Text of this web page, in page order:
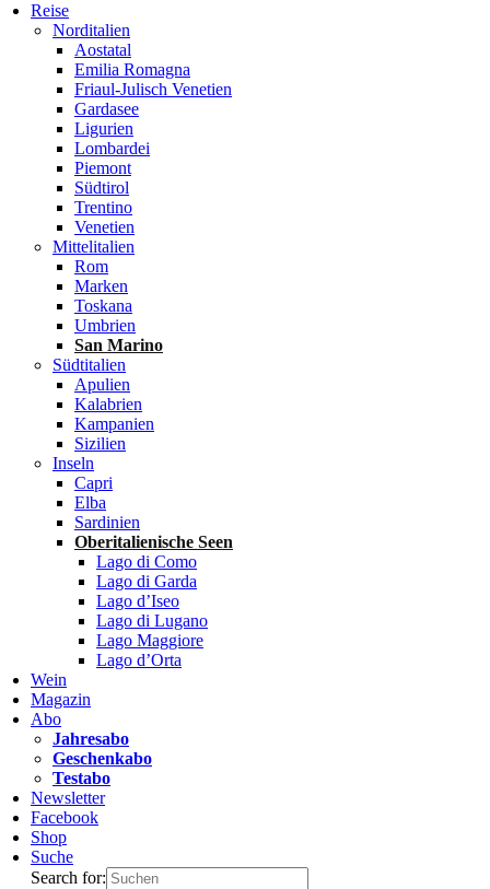
Reise
Norditalien
Aostatal
Emilia Romagna
Friaul-Julisch Venetien
Gardasee
Ligurien
Lombardei
Piemont
Südtirol
Trentino
Venetien
Mittelitalien
Rom
Marken
Toskana
Umbrien
San Marino
Südtitalien
Apulien
Kalabrien
Kampanien
Sizilien
Inseln
Capri
Elba
Sardinien
Oberitalienische Seen
Lago di Como
Lago di Garda
Lago d’Iseo
Lago di Lugano
Lago Maggiore
Lago d’Orta
Wein
Magazin
Abo
Jahresabo
Geschenkabo
Testabo
Newsletter
Facebook
Shop
Suche
Search for: